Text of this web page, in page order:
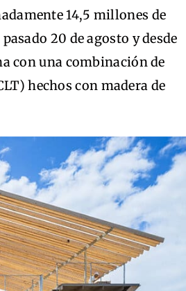
14,5 millones de
20 de agosto y desde
con una combinación de
hechos con madera de